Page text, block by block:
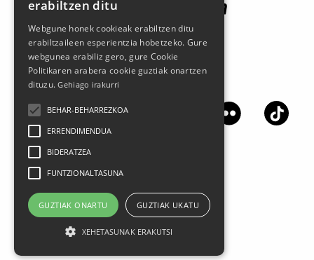
Síguenos en las redes sociales
erabiltzen ditu
Webgune honek cookieak erabiltzen ditu
erabiltzaileen esperientzia hobetzeko. Gure
webgunea erabiliz gero, gure Cookie
Politikaren arabera cookie guztiak onartzen
dituzu.Gehiago irakurri
BEHAR-BEHARREZKOA
ERRENDIMENDUA
BIDERATZEA
FUNTZIONALTASUNA
GUZTIAK ONARTU GUZTIAK UKATU
XEHETASUNAK ERAKUTSI